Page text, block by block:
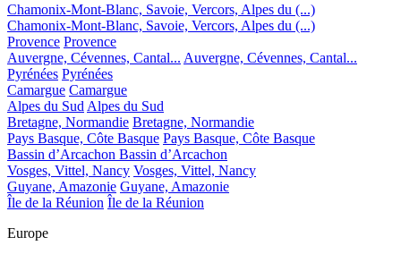
Chamonix-Mont-Blanc, Savoie, Vercors, Alpes du (...)
Chamonix-Mont-Blanc, Savoie, Vercors, Alpes du (...)
Provence Provence
Auvergne, Cévennes, Cantal... Auvergne, Cévennes, Cantal...
Pyrénées Pyrénées
Camargue Camargue
Alpes du Sud Alpes du Sud
Bretagne, Normandie Bretagne, Normandie
Pays Basque, Côte Basque Pays Basque, Côte Basque
Bassin d’Arcachon Bassin d’Arcachon
Vosges, Vittel, Nancy Vosges, Vittel, Nancy
Guyane, Amazonie Guyane, Amazonie
Île de la Réunion Île de la Réunion
Europe